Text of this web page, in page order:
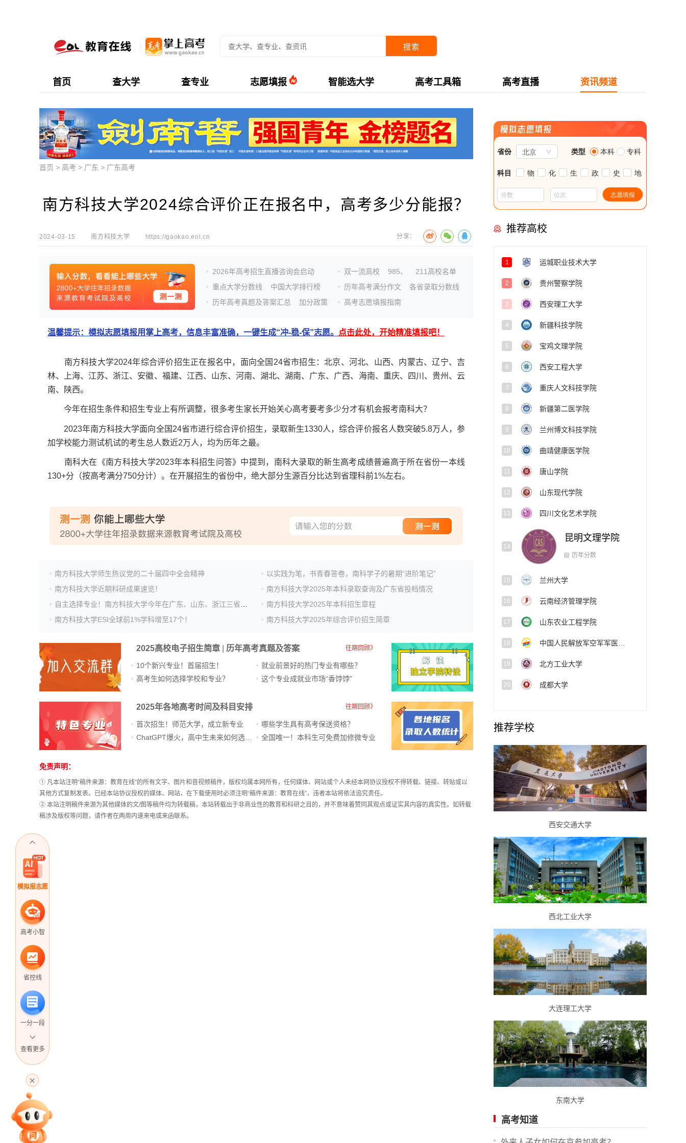
搜索
首页 查大学 查专业 志愿填报 智能选大学 高考工具箱 高考直播 资讯频道
模拟报志愿
高考小智
省控线
一分一段
专家指导课
查看更多
首页 > 高考 > 广东 > 广东高考
南方科技大学2024综合评价正在报名中，高考多少分能报？
2024-03-15 南方科技大学 https://gaokao.eol.cn 分享：
2026年高考招生直播咨询会启动
重点大学分数线
中国大学排行榜
历年高考真题及答案汇总
加分政策
双一流高校 985、
211高校名单
历年高考满分作文
各省录取分数线
高考志愿填报指南
温馨提示：模拟志愿填报用掌上高考，信息丰富准确，一键生成“冲-稳-保”志愿。 点击此处，开始精准填报吧！
南方科技大学2024年综合评价招生正在报名中，面向全国24省市招生：北京、河北、山西、内蒙古、辽宁、吉
林、上海、江苏、浙江、安徽、福建、江西、山东、河南、湖北、湖南、广东、广西、海南、重庆、四川、贵州、云
南、陕西。
今年在招生条件和招生专业上有所调整，很多考生家长开始关心高考要考多少分才有机会报考南科大？
2023年南方科技大学面向全国24省市进行综合评价招生，录取新生1330人，综合评价报名人数突破5.8万人，参
加学校能力测试机试的考生总人数近2万人，均为历年之最。
南科大在《南方科技大学2023年本科招生问答》中提到，南科大录取的新生高考成绩普遍高于所在省份一本线
130+分（按高考满分750分计）。在开展招生的省份中，绝大部分生源百分比达到省理科前1%左右。
南方科技大学师生热议党的二十届四中全会精神
以实践为笔，书青春答卷，南科学子的暑期“进阶笔记”
南方科技大学近期科研成果速览！
南方科技大学2025年本科录取查询及广东省投档情况
南方科技大学2025年本科招生章程
南方科技大学ESI全球前1%学科增至17个！
南方科技大学2025年综合评价招生简章
2025高校电子招生简章 历年高考真题及答案 往期回顾》
10个新兴专业！首届招生！
高考生如何选择学校和专业？
就业前景好的热门专业有哪些？
这个专业成就业市场“香饽饽”​
2025年各地高考时间及科目安排 往期回顾》
首次招生！师范大学，成立新专业
哪些学生具有高考保送资格？
全国唯一！本科生可免费加修微专业
站
长
统
计
免责声明：
① 凡本站注明“稿件来源：教育在线”的所有文字、图片和音视频稿件，版权均属本网所有，任何媒体、网站或个人未经本网协议授权不得转载、链接、转贴或以
其他方式复制发表。已经本站协议授权的媒体、网站，在下载使用时必须注明“稿件来源：教育在线”，违者本站将依法追究责任。
② 本站注明稿件来源为其他媒体的文/图等稿件均为转载稿，本站转载出于非商业性的教育和科研之目的，并不意味着赞同其观点或证实其内容的真实性。如转载
稿涉及版权等问题，请作者在两周内速来电或来函联系。
推荐高校
1 运城职业技术大学
2 贵州警察学院
3 西安理工大学
4 新疆科技学院
5 宝鸡文理学院
6 西安工程大学
7 重庆人文科技学院
8 新疆第二医学院
9 兰州博文科技学院
10 曲靖健康医学院
11 唐山学院
12 山东现代学院
13 四川文化艺术学院
昆明文理学院
兰州大学
16 云南经济管理学院
17 山东农业工程学院
18
19 北方工业大学
20 成都大学
推荐学校
西安交通大学
西北工业大学
大连理工大学
东南大学
高考知道